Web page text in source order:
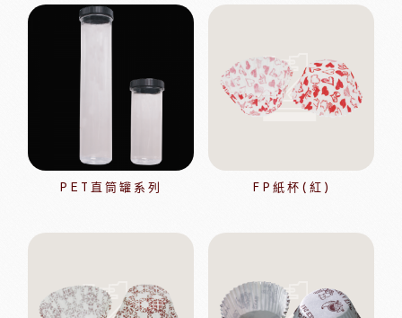
PET直筒罐系列 FP紙杯(紅)